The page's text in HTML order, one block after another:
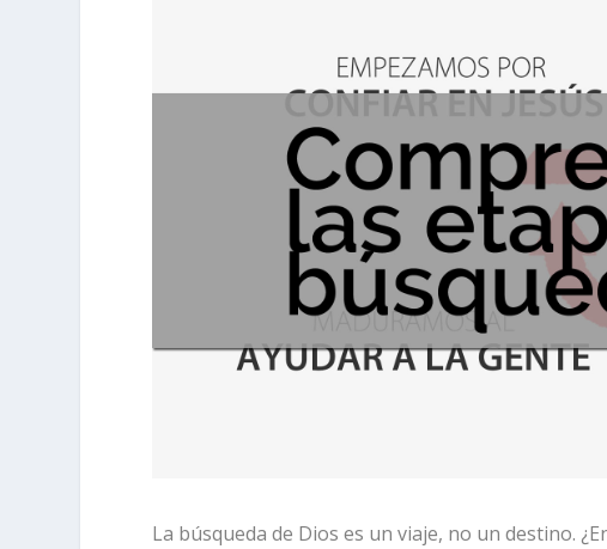
La búsqueda de Dios es un viaje, no un destino.